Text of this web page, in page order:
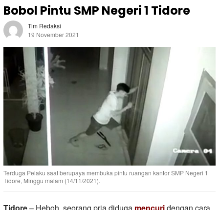
Bobol Pintu SMP Negeri 1 Tidore
Tim Redaksi
19 November 2021
Terduga Pelaku saat berupaya membuka pintu ruangan kantor SMP Negeri 1
Tidore, Minggu malam (14/11/2021).
Tidore– Heboh, seorang pria diduga mencuridengan cara